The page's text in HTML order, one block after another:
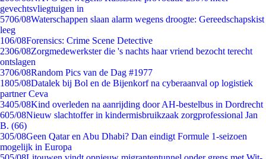
gevechtsvliegtuigen in
5706/08Waterschappen slaan alarm wegens droogte: Gereedschapskist
leeg
106/08Forensics: Crime Scene Detective
2306/08Zorgmedewerkster die 's nachts haar vriend bezocht terecht
ontslagen
3706/08Random Pics van de Dag #1977
1805/08Datalek bij Bol en de Bijenkorf na cyberaanval op logistiek
partner Ceva
3405/08Kind overleden na aanrijding door AH-bestelbus in Dordrecht
605/08Nieuw slachtoffer in kindermisbruikzaak zorgprofessional Jan
B. (66)
305/08Geen Qatar en Abu Dhabi? Dan eindigt Formule 1-seizoen
mogelijk in Europa